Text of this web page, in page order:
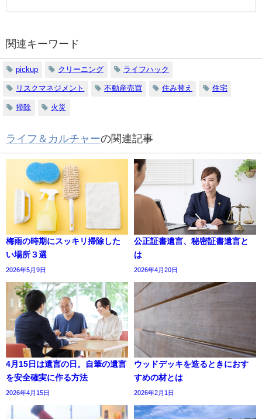
関連キーワード
pickup クリーニング ライフハック
リスクマネジメント 不動産売買 住み替え 住宅
掃除 火災
ライフ＆カルチャーの関連記事
梅雨の時期にスッキリ掃除した
い場所３選
2026年5月9日
公正証書遺言、秘密証書遺言と
は
2026年4月20日
4月15日は遺言の日。自筆の遺言
を安全確実に作る方法
2026年4月15日
ウッドデッキを造るときにおす
すめの材とは
2026年2月1日